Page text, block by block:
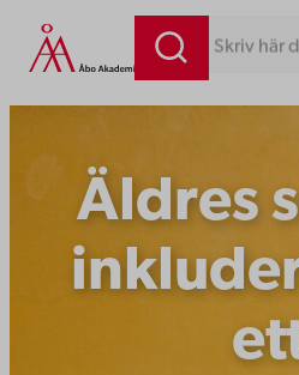
Hoppa
till
innehåll
Skriv här
Äldres